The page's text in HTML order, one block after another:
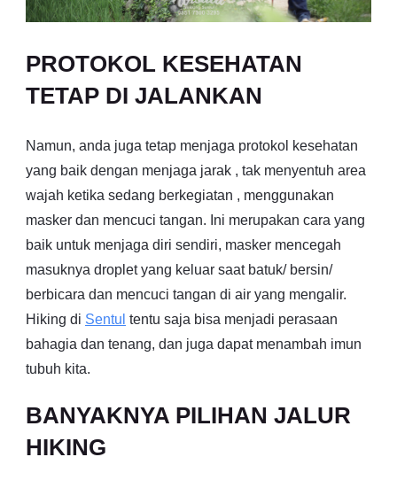
PROTOKOL KESEHATAN
TETAP DI JALANKAN
Namun, anda juga tetap menjaga protokol kesehatan
yang baik dengan menjaga jarak , tak menyentuh area
wajah ketika sedang berkegiatan , menggunakan
masker dan mencuci tangan. Ini merupakan cara yang
baik untuk menjaga diri sendiri, masker mencegah
masuknya droplet yang keluar saat batuk/ bersin/
berbicara dan mencuci tangan di air yang mengalir.
Hiking di Sentul tentu saja bisa menjadi perasaan
bahagia dan tenang, dan juga dapat menambah imun
tubuh kita.
BANYAKNYA PILIHAN JALUR
HIKING